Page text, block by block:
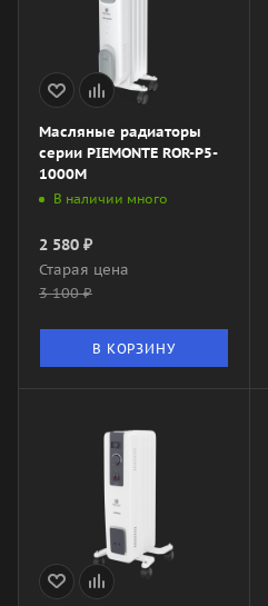
Масляные радиаторы
серии PIEMONTE ROR-P5-
1000M
В наличии много
2 580 ₽
Старая цена
3 100₽
В КОРЗИНУ